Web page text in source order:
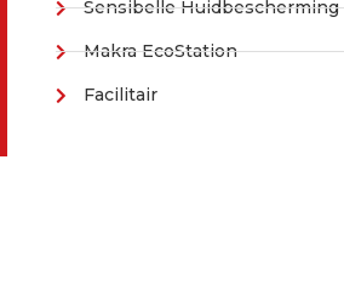
Sensibelle Huidbescherming
Makra EcoStation
Facilitair